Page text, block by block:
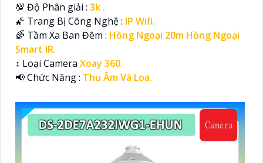
💯 Độ Phân giải : 3k .
🌠 Trang Bị Công Nghệ : IP Wifi.
🌈 Tầm Xa Ban Đêm : Hồng Ngoại 20m Hồng Ngoại
Smart IR.
↕️ Loại Camera Xoay 360.
️📢 Chức Năng : Thu Âm Và Loa.